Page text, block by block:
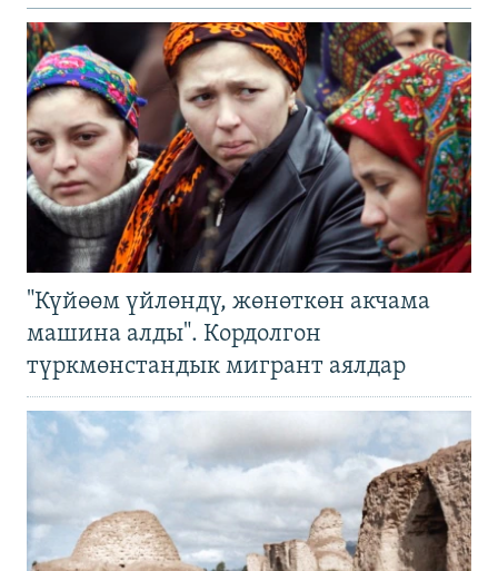
"Күйөөм үйлөндү, жөнөткөн акчама
машина алды". Кордолгон
түркмөнстандык мигрант аялдар